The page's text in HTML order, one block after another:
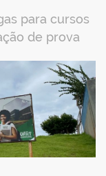
de prova